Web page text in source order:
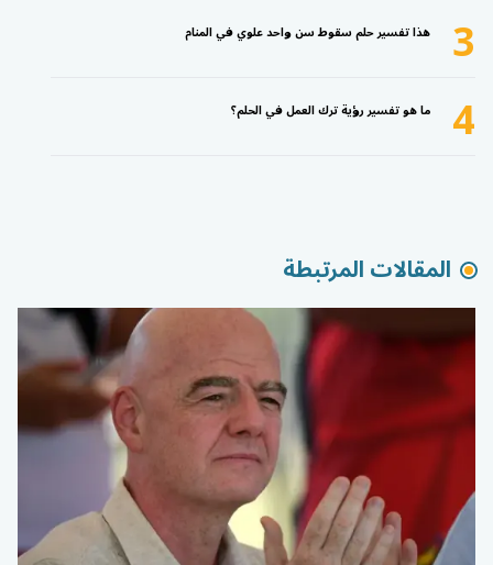
3
هذا تفسير حلم سقوط سن واحد علوي في المنام
4 ما هو تفسير رؤية ترك العمل في الحلم؟
المقالات المرتبطة